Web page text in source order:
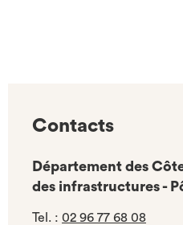
Contacts
Département des
des infrastructures -
Tel. : 02 96 77 68 08